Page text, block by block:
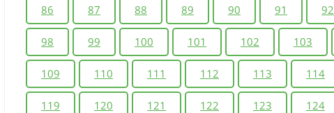
86 87 88 89 90 91 92
98 99 100 101 102 103
109 110 111 112 113 114
119 120 121 122 123 124